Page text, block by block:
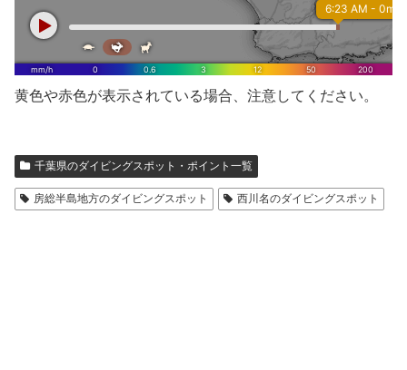
黄色や赤色が表示されている場合、注意してください。
千葉県のダイビングスポット・ポイント一覧
房総半島地方のダイビングスポット 西川名のダイビングスポット